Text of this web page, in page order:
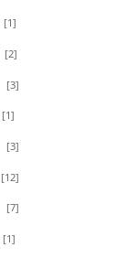
[1]
[2]
[3]
[1]
[3]
[12]
[7]
[1]